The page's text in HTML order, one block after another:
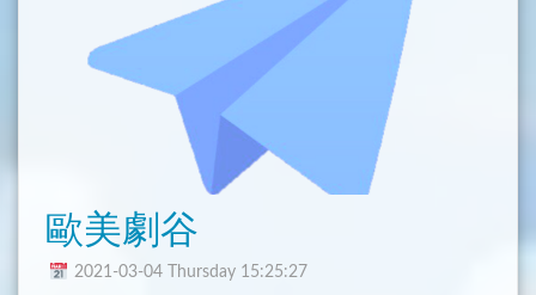
歐美劇谷
2021-03-04 Thursday 15:25:27